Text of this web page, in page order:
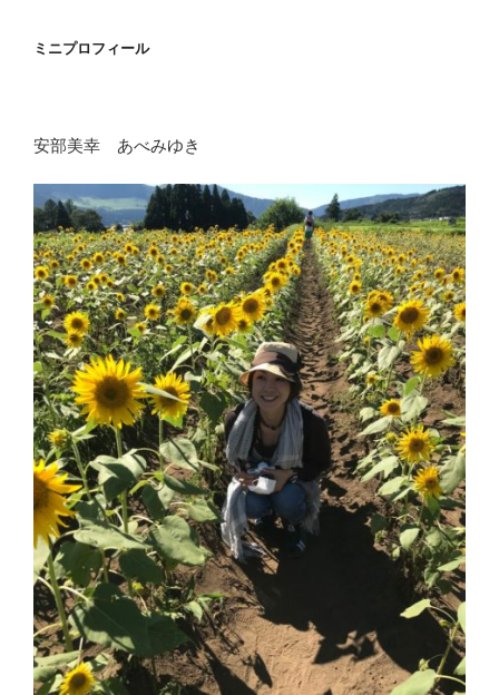
ミニプロフィール
安部美幸 あべみゆき